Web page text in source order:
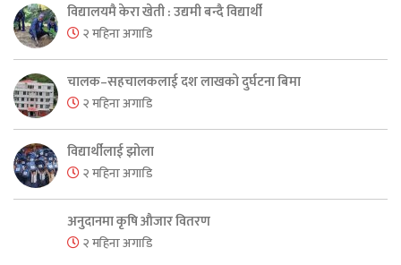
विद्यालयमै केरा खेती : उद्यमी बन्दै विद्यार्थी
२ महिना अगाडि
चालक–सहचालकलाई दश लाखको दुर्घटना बिमा
२ महिना अगाडि
विद्यार्थीलाई झोला
२ महिना अगाडि
अनुदानमा कृषि औजार वितरण
२ महिना अगाडि